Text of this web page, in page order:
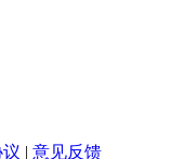
| 意见反馈